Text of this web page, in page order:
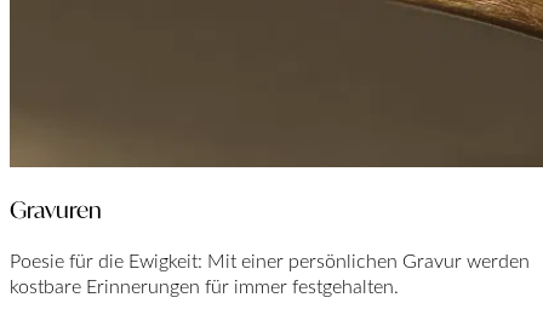
Gravuren
Poesie für die Ewigkeit: Mit einer persönlichen Gravur werden
kostbare Erinnerungen für immer festgehalten.